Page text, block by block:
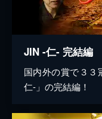
JIN -仁- 完結編
国内外の賞で３３
仁-」の完結編！